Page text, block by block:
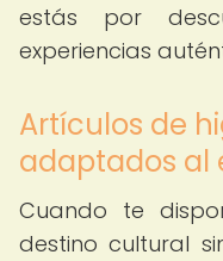
estás por
experiencias
Artículos de
adaptados al
Cuando te
destino cultural